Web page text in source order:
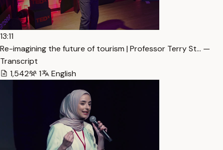
13:11
Re-imagining the future of tourism | Professor Terry St… —
Transcript
1,542
1 English